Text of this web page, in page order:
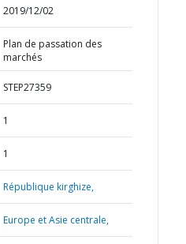
2019/12/02
Plan de passation des
marchés
STEP27359
1
1
République kirghize,
Europe et Asie centrale,